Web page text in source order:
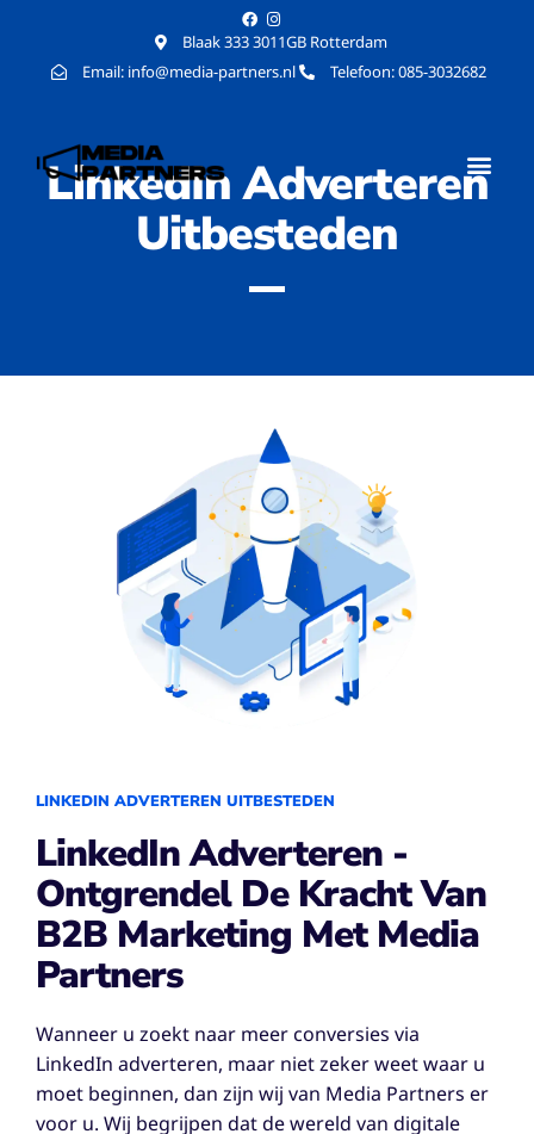
Blaak 333 3011GB Rotterdam
Email: info@media-partners.nl
Telefoon: 085-3032682
LinkedIn Adverteren
Uitbesteden
LINKEDIN ADVERTEREN UITBESTEDEN
LinkedIn Adverteren -
Ontgrendel De Kracht Van
B2B Marketing Met Media
Partners
Wanneer u zoekt naar meer conversies via
LinkedIn adverteren, maar niet zeker weet waar u
moet beginnen, dan zijn wij van Media Partners er
voor u. Wij begrijpen dat de wereld van digitale